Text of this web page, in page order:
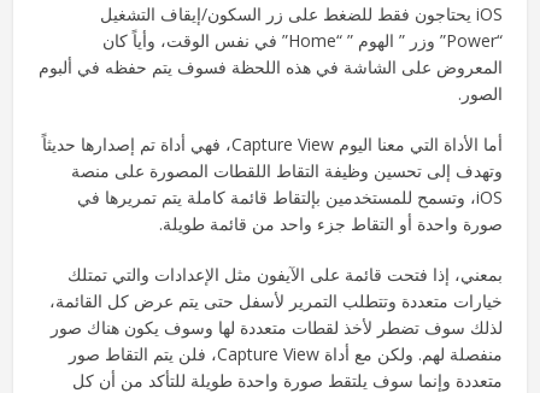
iOS يحتاجون فقط للضغط على زر السكون/إيقاف التشغيل
“Power” وزر ” الهوم ” “Home” في نفس الوقت، وأياً كان
المعروض على الشاشة في هذه اللحظة فسوف يتم حفظه في ألبوم
الصور.
أما الأداة التي معنا اليوم Capture View، فهي أداة تم إصدارها حديثاً
وتهدف إلى تحسين وظيفة التقاط اللقطات المصورة على منصة
iOS، وتسمح للمستخدمين بإلتقاط قائمة كاملة يتم تمريرها في
صورة واحدة أو التقاط جزء واحد من قائمة طويلة.
بمعني، إذا فتحت قائمة على الآيفون مثل الإعدادات والتي تمتلك
خيارات متعددة وتتطلب التمرير لأسفل حتى يتم عرض كل القائمة،
لذلك سوف تضطر لأخذ لقطات متعددة لها وسوف يكون هناك صور
منفصلة لهم. ولكن مع أداة Capture View، فلن يتم التقاط صور
متعددة وإنما سوف يلتقط صورة واحدة طويلة للتأكد من أن كل